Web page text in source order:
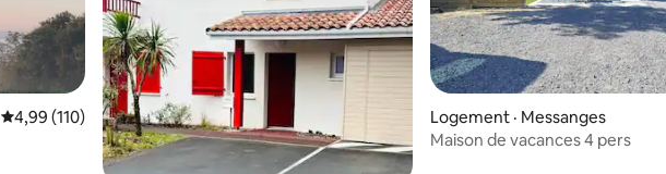
Note moyenne de 4,99 sur 5, 110 commentaires
4,99 (110)
Logement · Messanges
Maison de vacances 4 pers